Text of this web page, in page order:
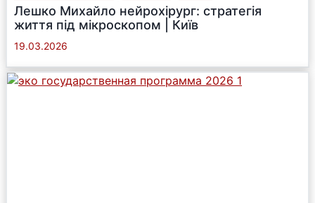
Лешко Михайло нейрохірург: стратегія
життя під мікроскопом | Київ
19.03.2026